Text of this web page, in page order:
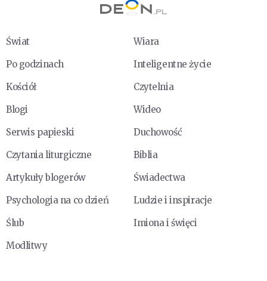
Świat
Wiara
Po godzinach
Inteligentne życie
Kościół
Czytelnia
Blogi
Wideo
Serwis papieski
Duchowość
Czytania liturgiczne
Biblia
Artykuły blogerów
Świadectwa
Psychologia na co dzień
Ludzie i inspiracje
Ślub
Imiona i święci
Modlitwy